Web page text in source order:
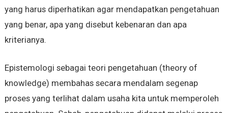
yang harus diperhatikan agar mendapatkan pengetahuan
yang benar, apa yang disebut kebenaran dan apa
kriterianya.
Epistemologi sebagai teori pengetahuan (theory of
knowledge) membahas secara mendalam segenap
proses yang terlihat dalam usaha kita untuk memperoleh